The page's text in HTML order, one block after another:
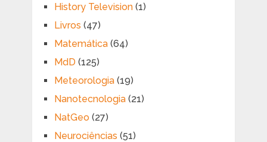
History Television(1)
Livros (47)
Matemática(64)
MdD (125)
Meteorologia(19)
Nanotecnologia(21)
NatGeo (27)
Neurociências (51)